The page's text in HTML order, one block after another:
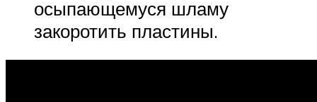
осыпающемуся шламу
закоротить пластины.